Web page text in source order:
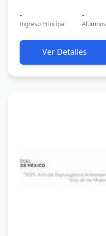
-
Ingreso Principal
-
Alumnos
Ver Detalles